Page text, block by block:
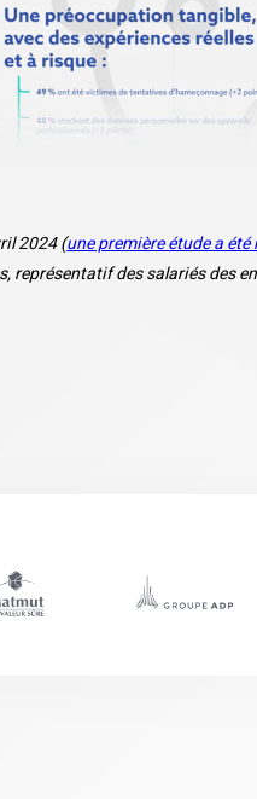
2024 (une première étude a été
représentatif des salariés des